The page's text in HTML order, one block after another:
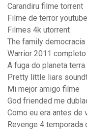
Carandiru filme torrent
Filme de terror
Filmes 4k utorrent
The family
Warrior 2011
A fuga do planeta terra
Pretty little liars
Mi mejor amigo filme
God friended me
Como eu era antes de
Revenge 4